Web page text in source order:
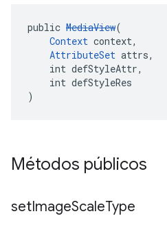
public MediaView(
Context context,
AttributeSet attrs,
int defStyleAttr,
int defStyleRes
)
Métodos públicos
setImageScaleType